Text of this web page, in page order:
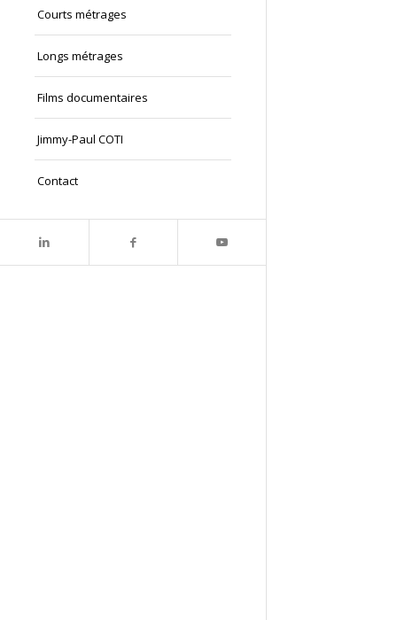
Courts métrages
Longs métrages
Films documentaires
Jimmy-Paul COTI
Contact